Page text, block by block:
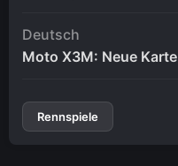
Deutsch
Moto X3M: Neue Karte
Rennspiele